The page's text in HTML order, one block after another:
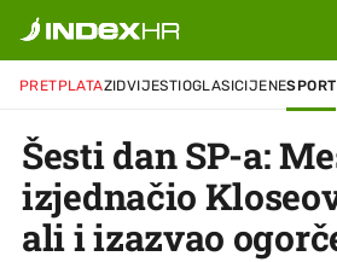
PRETPLATAZIDVIJESTIOGLASICIJENESPORT
Šesti dan SP-a:
izjednačio
ali i izazvao